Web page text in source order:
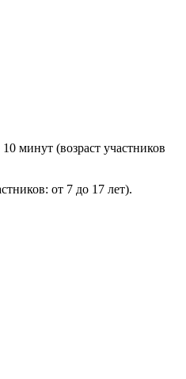
минут (возраст участников
от 7 до 17 лет).